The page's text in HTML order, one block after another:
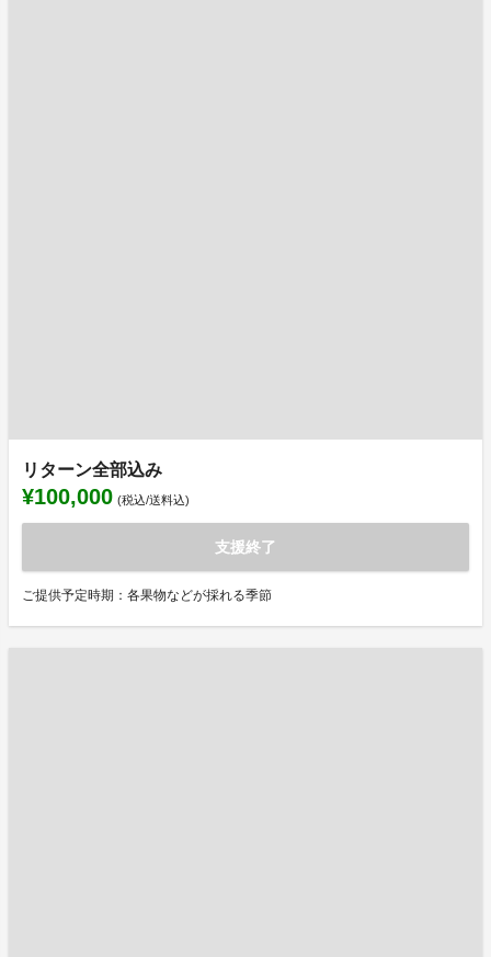
リターン全部込み
¥100,000 (税込/送料込)
支援終了
ご提供予定時期：各果物などが採れる季節